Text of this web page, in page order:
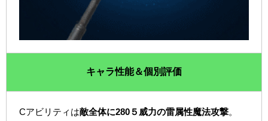
キャラ性能＆個別評価
Cアビリティは敵全体に280５威力の雷属性魔法攻撃。